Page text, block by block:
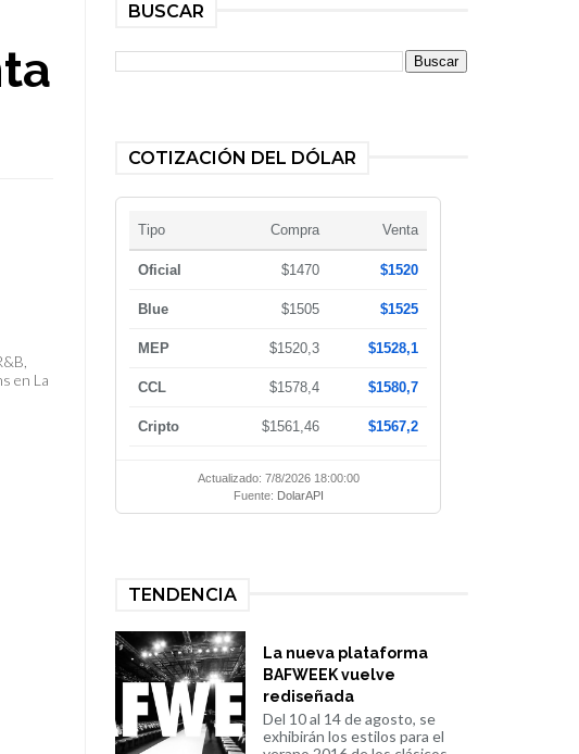
en La
BUSCAR
COTIZACIÓN DEL DÓLAR
Tipo Compra Venta
Oficial $1470 $1520
Blue $1505 $1525
MEP $1520,3 $1528,1
CCL $1578,4 $1580,7
Cripto $1561,46 $1567,2
Actualizado: 7/8/2026 18:00:00
Fuente: DolarAPI
TENDENCIA
La nueva plataforma
BAFWEEK vuelve
rediseñada
Del 10 al 14 de agosto, se
exhibirán los estilos para el